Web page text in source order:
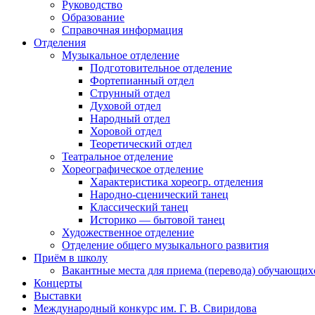
Руководство
Образование
Справочная информация
Отделения
Музыкальное отделение
Подготовительное отделение
Фортепианный отдел
Струнный отдел
Духовой отдел
Народный отдел
Хоровой отдел
Теоретический отдел
Театральное отделение
Хореографическое отделение
Характеристика хореогр. отделения
Народно-сценический танец
Классический танец
Историко — бытовой танец
Художественное отделение
Отделение общего музыкального развития
Приём в школу
Вакантные места для приема (перевода)
Концерты
Выставки
Международный конкурс им. Г. В. Свиридова